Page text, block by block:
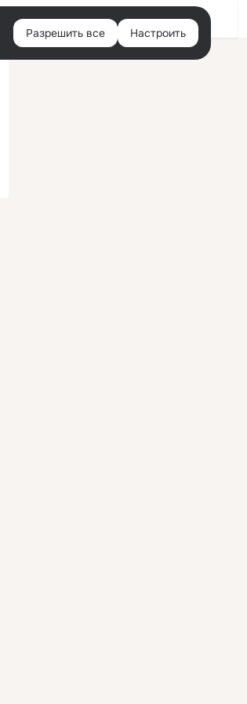
Войти
Разрешить все Настроить